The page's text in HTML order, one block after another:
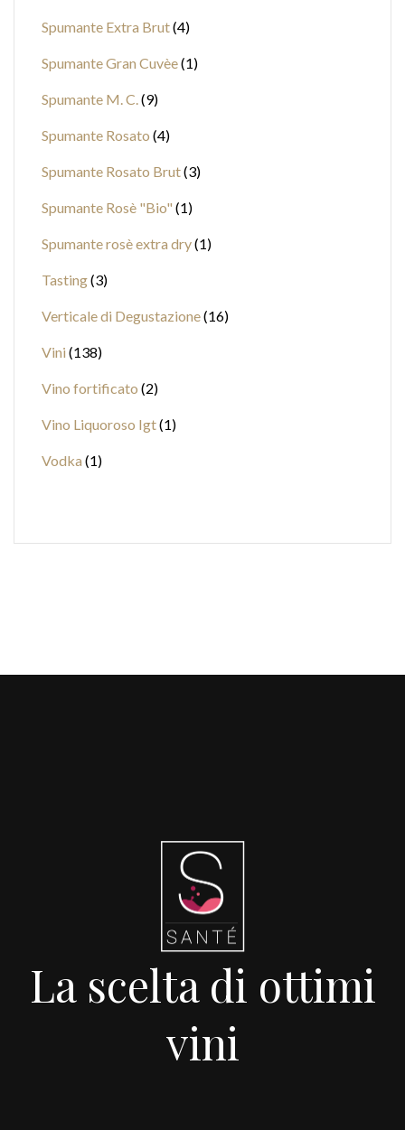
Spumante Extra Brut 4
Spumante Gran Cuvèe 1
Spumante M. C. 9
Spumante Rosato 4
Spumante Rosato Brut 3
Spumante Rosè "Bio" 1
Spumante rosè extra dry 1
Tasting 3
Verticale di Degustazione 16
Vini 138
Vino fortificato 2
Vino Liquoroso Igt 1
Vodka 1
La scelta di ottimi
vini